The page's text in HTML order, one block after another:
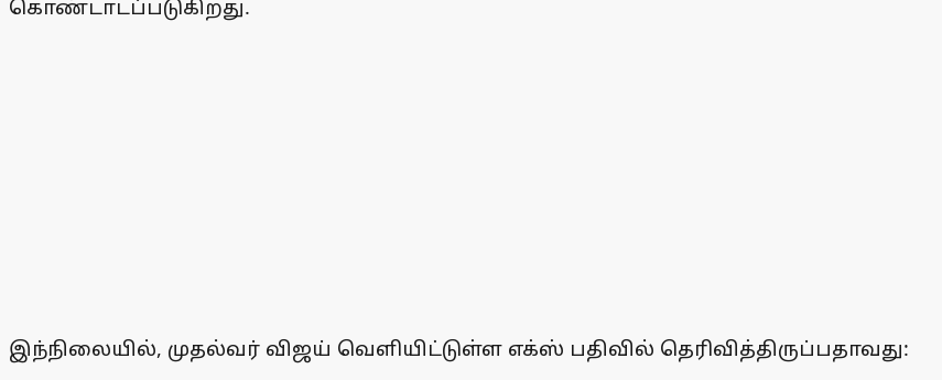
கொண்டாடப்படுகிறது.
இந்நிலையில், முதல்வர் விஜய் வெளியிட்டுள்ள எக்ஸ் பதிவில் தெரிவித்திருப்பதாவது: